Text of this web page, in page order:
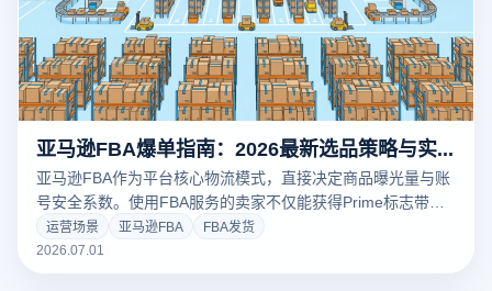
亚马逊FBA爆单指南：2026最新选品策略与实操干货
亚马逊FBA作为平台核心物流模式，直接决定商品曝光量与账
号安全系数。使用FBA服务的卖家不仅能获得Prime标志带来
的流量倾斜，还能在激烈竞争中占据排名优势。但同样是
FBA，为什么有的卖家日出千单而你却长期挂零？本文从选品
运营场景 亚马逊FBA
FBA发货
2026.07.01